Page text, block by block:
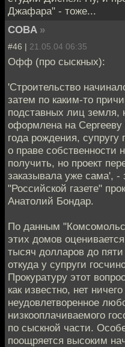
Джафара" - тоже...
COBA »
#46 | 21.05.04 06:35
Офф (про сыскных):
'Строительство
затем по каким-то
подставных лиц земля,
оформлена на
года рождения, супругу
о праве собственности
получить, но проект
заказывала уже сама', -
"Российской газете"
Анатолий Бондар.
По данным
этих домов
тысяч долларов до
откуда у супруги
Прокуратуру этот
как известно, нет
неудовлетворенное
низкооплачиваемого
по сыскной части.
поощряется высоким